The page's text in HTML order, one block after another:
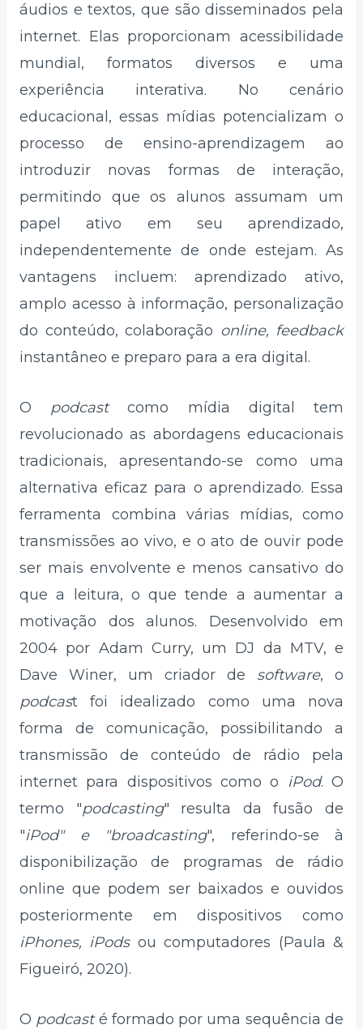
áudios e textos, que são disseminados pela
internet. Elas proporcionam acessibilidade
mundial, formatos diversos e uma
experiência interativa. No cenário
educacional, essas mídias potencializam o
processo de ensino-aprendizagem ao
introduzir novas formas de interação,
permitindo que os alunos assumam um
papel ativo em seu aprendizado,
independentemente de onde estejam. As
vantagens incluem: aprendizado ativo,
amplo acesso à informação, personalização
do conteúdo, colaboração online, feedback
instantâneo e preparo para a era digital.
O podcastcomo mídia digital tem
revolucionado as abordagens educacionais
tradicionais, apresentando-se como uma
alternativa eficaz para o aprendizado. Essa
ferramenta combina várias mídias, como
transmissões ao vivo, e o ato de ouvir pode
ser mais envolvente e menos cansativo do
que a leitura, o que tende a aumentar a
motivação dos alunos. Desenvolvido em
2004 por Adam Curry, um DJ da MTV, e
Dave Winer, um criador de software, o
podcast foi idealizado como uma nova
forma de comunicação, possibilitando a
transmissão de conteúdo de rádio pela
internet para dispositivos como o
iPod. O
termo "podcasting" resulta da fusão de
"iPod" e "broadcasting", referindo-se à
disponibilização de programas de rádio
online que podem ser baixados e ouvidos
posteriormente em dispositivos como
iPhones, iPods ou computadores (Paula &
Figueiró, 2020).
O podcasté formado por uma sequência de